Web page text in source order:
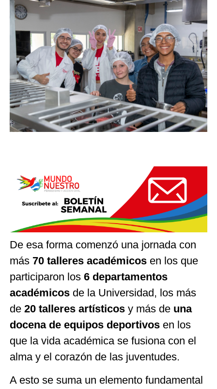
De esa forma comenzó una jornada con
más 70 talleres académicos en los que
participaron los 6 departamentos
académicos de la Universidad, los más
de 20 talleres artísticos y más de una
docena de equipos deportivos en los
que la vida académica se fusiona con el
alma y el corazón de las juventudes.
A esto se suma un elemento fundamental